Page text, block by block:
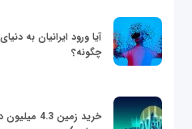
آیا ورود ایرانیان به
چگونه؟
خرید زمین